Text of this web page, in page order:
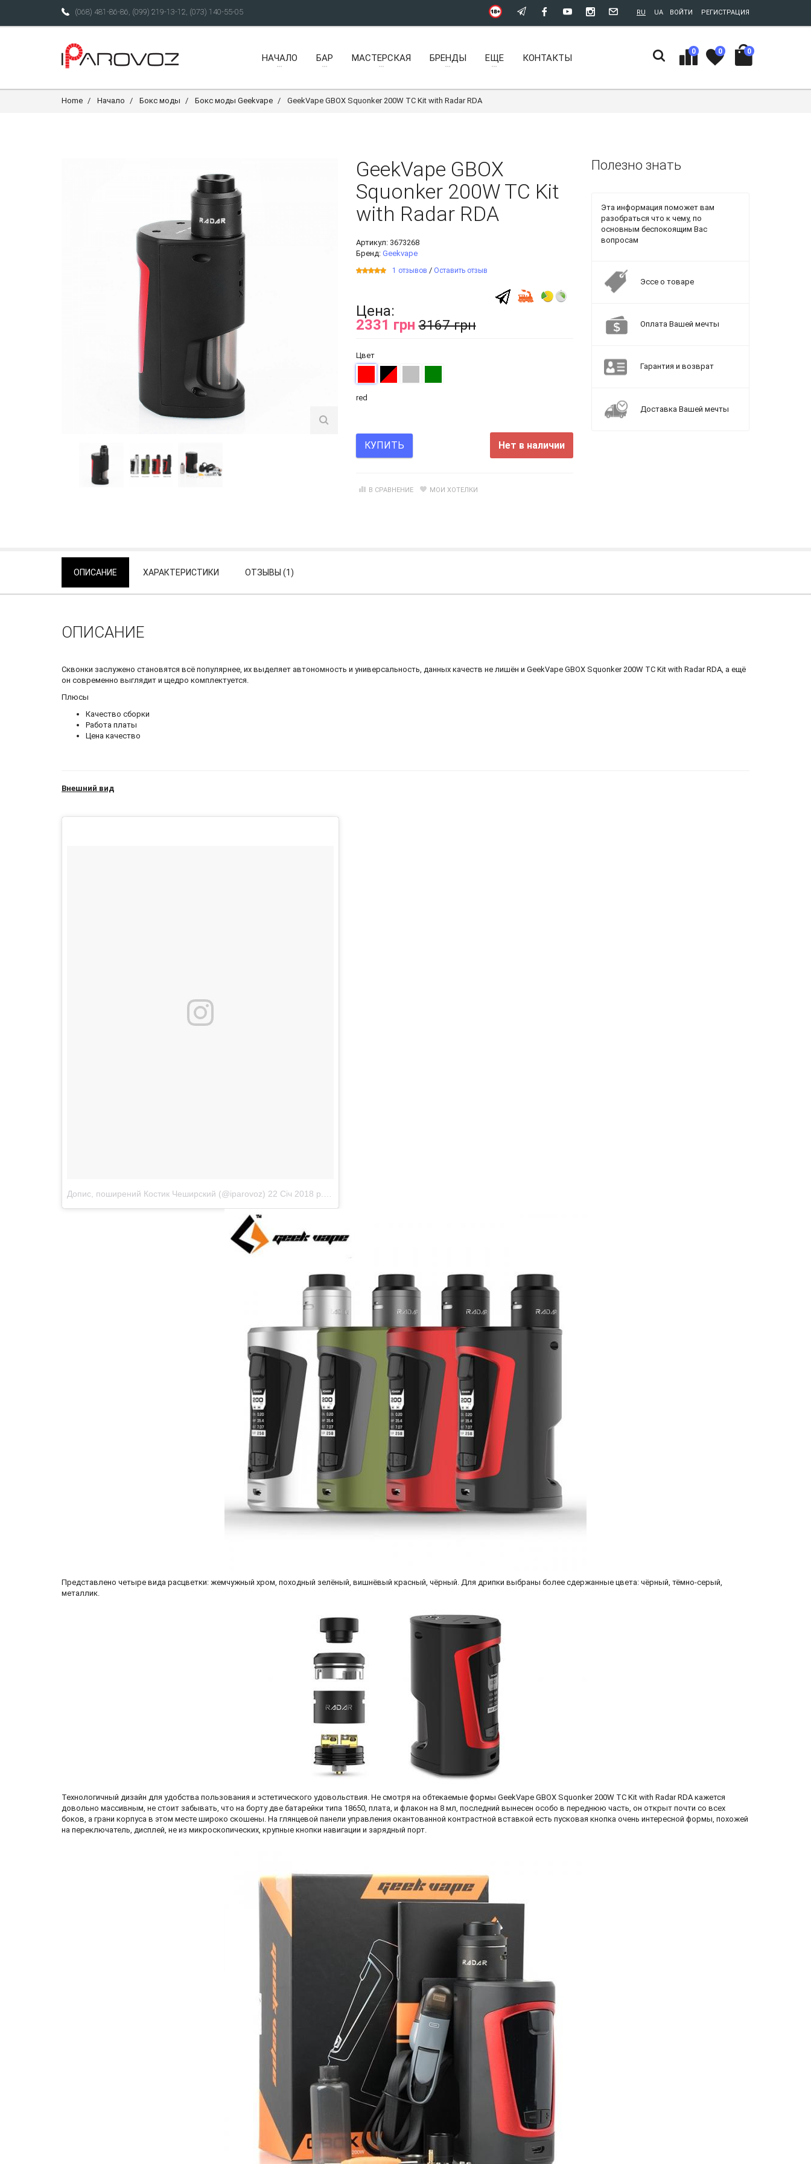
(068) 481-86-86, (099) 219-13-12, (073) 140-55-05 ВОЙТИ РЕГИСТРАЦИЯ
RU UA
0 0 0
НАЧАЛО БАР МАСТЕРСКАЯ БРЕНДЫ ЕЩЕ КОНТАКТЫ
Home Начало Бокс моды Бокс моды Geekvape GeekVape GBOX Squonker 200W TC Kit with Radar RDA
GeekVape GBOX
Squonker 200W TC Kit
with Radar RDA
Артикул: 3673268
Бренд: Geekvape
1 отзывов / Оставить отзыв
Цена:
2331 грн 3167 грн
Цвет
red
КУПИТЬ Нет в наличии
В СРАВНЕНИЕ МОИ ХОТЕЛКИ
Полезно знать
Эта информация поможет вам
разобраться что к чему, по
основным беспокоящим Вас
вопросам
Эссе о товаре
Оплата Вашей мечты
Гарантия и возврат
Доставка Вашей мечты
ОПИСАНИЕ ХАРАКТЕРИСТИКИ ОТЗЫВЫ (1)
ОПИСАНИЕ
Сквонки заслужено становятся всё популярнее, их выделяет автономность и универсальность, данных качеств не лишён и GeekVape GBOX Squonker 200W TC Kit with Radar RDA, а ещё
он современно выглядит и щедро комплектуется.
Плюсы
Качество сборки
Работа платы
Цена качество
Внешний вид
Допис, поширений Костик Чеширский (@iparovoz) 22 Січ 2018 р. о 7:12 PST
Представлено четыре вида расцветки: жемчужный хром, походный зелёный, вишнёвый красный, чёрный. Для дрипки выбраны более сдержанные цвета: чёрный, тёмно-серый,
металлик.
Технологичный дизайн для удобства пользования и эстетического удовольствия. Не смотря на обтекаемые формы GeekVape GBOX Squonker 200W TC Kit with Radar RDA кажется
довольно массивным, не стоит забывать, что на борту две батарейки типа 18650, плата, и флакон на 8 мл, последний вынесен особо в переднюю часть, он открыт почти со всех
боков, а грани корпуса в этом месте широко скошены. На глянцевой панели управления окантованной контрастной вставкой есть пусковая кнопка очень интересной формы, похожей
на переключатель, дисплей, не из микроскопических, крупные кнопки навигации и зарядный порт.